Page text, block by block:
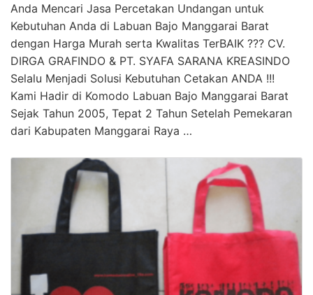
Anda Mencari Jasa Percetakan Undangan untuk
Kebutuhan Anda di Labuan Bajo Manggarai Barat
dengan Harga Murah serta Kwalitas TerBAIK ??? CV.
DIRGA GRAFINDO & PT. SYAFA SARANA KREASINDO
Selalu Menjadi Solusi Kebutuhan Cetakan ANDA !!!
Kami Hadir di Komodo Labuan Bajo Manggarai Barat
Sejak Tahun 2005, Tepat 2 Tahun Setelah Pemekaran
dari Kabupaten Manggarai Raya …